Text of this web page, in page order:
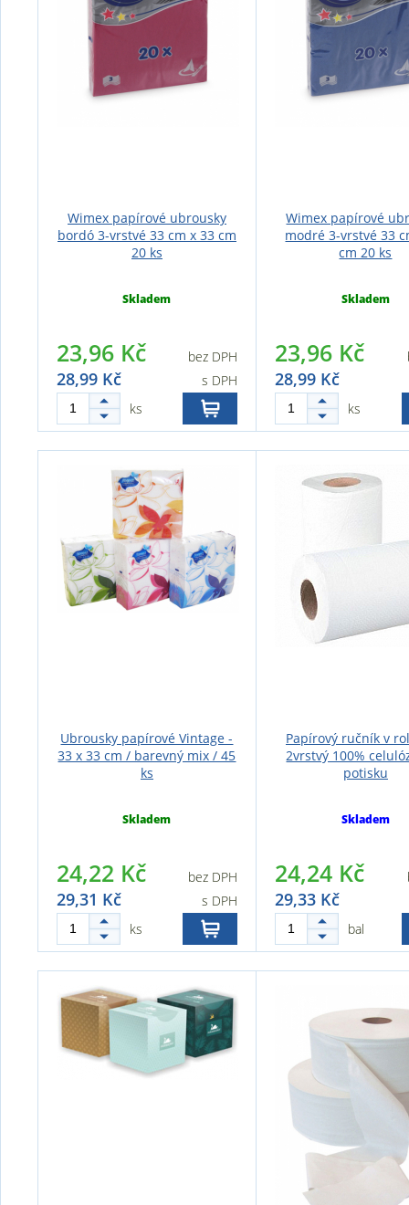
Wimex papírové ubrousky
bordó 3-vrstvé 33 cm x 33 cm
20 ks
Skladem
23,96 Kč bez DPH
28,99 Kč
s DPH
ks
Wimex papírové
modré 3-vrstvé 33
cm 20 ks
Skladem
23,96 Kč
28,99 Kč
ks
Ubrousky papírové Vintage -
33 x 33 cm / barevný mix / 45
ks
Skladem
24,22 Kč bez DPH
29,31 Kč
s DPH
ks
Papírový ručník v
2vrstvý 100%
potisku
Skladem
24,24 Kč
29,33 Kč
bal